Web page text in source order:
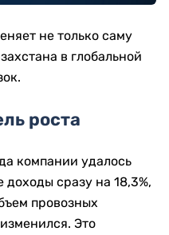
не только саму
в глобальной
роста
компании удалось
сразу на 18,3%,
провозных
Это